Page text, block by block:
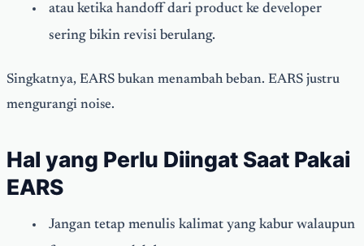
atau ketika handoff dari product ke developer
sering bikin revisi berulang.
Singkatnya, EARS bukan menambah beban. EARS justru
mengurangi noise.
Hal yang Perlu Diingat Saat Pakai
EARS
Jangan tetap menulis kalimat yang kabur walaupun